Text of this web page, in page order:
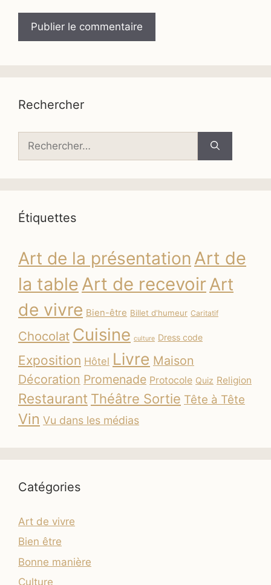
Rechercher
Étiquettes
Art de la présentation Art de
la table Art de recevoirArt
de vivre Bien-être Billet d'humeur Caritatif
Chocolat Cuisine culture Dress code
Exposition Hôtel Livre Maison
Décoration Promenade Protocole Quiz Religion
Restaurant Théâtre Sortie Tête à Tête
Vin Vu dans les médias
Catégories
Art de vivre
Bien être
Bonne manière
Culture